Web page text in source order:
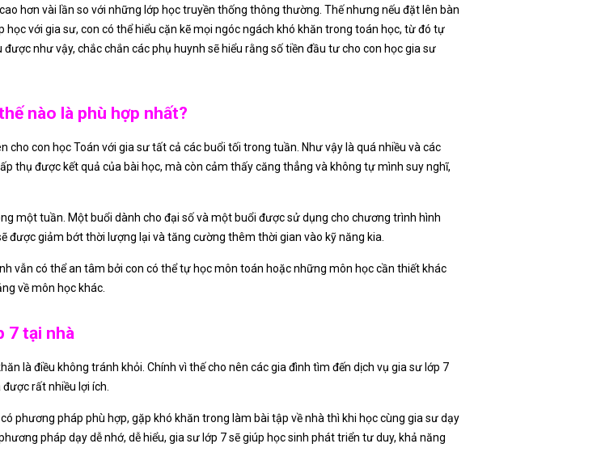
hơn vài lần so với những lớp học truyền thống thông thường. Thế nhưng nếu đặt lên bàn
với gia sư, con có thể hiểu cặn kẽ mọi ngóc ngách khó khăn trong toán học, từ đó tự
như vậy, chắc chắn các phụ huynh sẽ hiểu rằng số tiền đầu tư cho con học gia sư
nào là phù hợp nhất?
con học Toán với gia sư tất cả các buổi tối trong tuần. Như vậy là quá nhiều và các
thụ được kết quả của bài học, mà còn cảm thấy căng thẳng và không tự mình suy nghĩ,
một tuần. Một buổi dành cho đại số và một buổi được sử dụng cho chương trình hình
được giảm bớt thời lượng lại và tăng cường thêm thời gian vào kỹ năng kia.
vẫn có thể an tâm bởi con có thể tự học môn toán hoặc những môn học cần thiết khác
về môn học khác.
7 tại nhà
là điều không tránh khỏi. Chính vì thế cho nên các gia đình tìm đến dịch vụ gia sư lớp 7
rất nhiều lợi ích.
phương pháp phù hợp, gặp khó khăn trong làm bài tập về nhà thì khi học cùng gia sư dạy
pháp dạy dễ nhớ, dễ hiểu, gia sư lớp 7 sẽ giúp học sinh phát triển tư duy, khả năng